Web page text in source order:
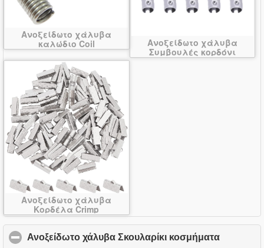
Ανοξείδωτο χάλυβα
καλώδιο Coil
Ανοξείδωτο χάλυβα
Συμβουλές κορδόνι
Ανοξείδωτο χάλυβα
Κορδέλα Crimp
Ανοξείδωτο χάλυβα Σκουλαρίκι κοσμήματα